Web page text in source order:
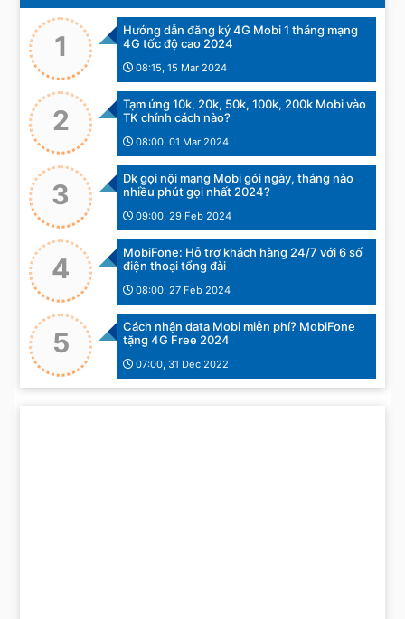
1
Hướng dẫn đăng ký 4G Mobi 1 tháng mạng
4G tốc độ cao 2024
08:15, 15 Mar 2024
2
Tạm ứng 10k, 20k, 50k, 100k, 200k Mobi vào
TK chính cách nào?
08:00, 01 Mar 2024
3
Dk gọi nội mạng Mobi gói ngày, tháng nào
nhiều phút gọi nhất 2024?
09:00, 29 Feb 2024
4
MobiFone: Hỗ trợ khách hàng 24/7 với 6 số
điện thoại tổng đài
08:00, 27 Feb 2024
5
Cách nhận data Mobi miễn phí? MobiFone
tặng 4G Free 2024
07:00, 31 Dec 2022